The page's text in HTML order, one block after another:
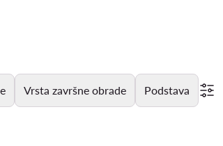
Vrsta završne obrade Podstava